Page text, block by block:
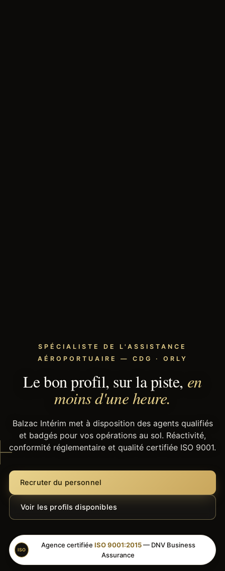
SPÉCIALISTE DE L'ASSISTANCE
AÉROPORTUAIRE — CDG · ORLY
Le bon profil, sur la piste, en
moins d'une heure.
Balzac Intérim met à disposition des agents qualifiés
et badgés pour vos opérations au sol. Réactivité,
conformité réglementaire et qualité certifiée ISO 9001.
Recruter du personnel
Voir les profils disponibles
ISO
Agence certifiée ISO 9001:2015— DNV Business
Assurance